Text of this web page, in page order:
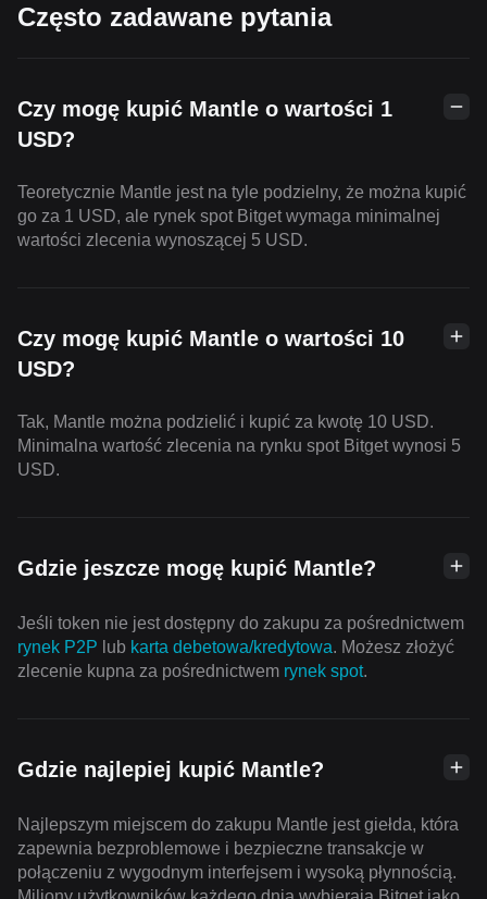
Często zadawane pytania
Czy mogę kupić Mantle o wartości 1
USD?
Teoretycznie Mantle jest na tyle podzielny, że można kupić
go za 1 USD, ale rynek spot Bitget wymaga minimalnej
wartości zlecenia wynoszącej 5 USD.
Czy mogę kupić Mantle o wartości 10
USD?
Tak, Mantle można podzielić i kupić za kwotę 10 USD.
Minimalna wartość zlecenia na rynku spot Bitget wynosi 5
USD.
Gdzie jeszcze mogę kupić Mantle?
Jeśli token nie jest dostępny do zakupu za pośrednictwem
rynek P2P lub karta debetowa/kredytowa. Możesz złożyć
zlecenie kupna za pośrednictwem rynek spot.
Gdzie najlepiej kupić Mantle?
Najlepszym miejscem do zakupu Mantle jest giełda, która
zapewnia bezproblemowe i bezpieczne transakcje w
połączeniu z wygodnym interfejsem i wysoką płynnością.